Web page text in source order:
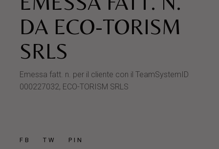
DA ECO-TORISM
SRLS
Emessa fatt. n. per il cliente con il TeamSystemID
000227032, ECO-TORISM SRLS
FB TW PIN